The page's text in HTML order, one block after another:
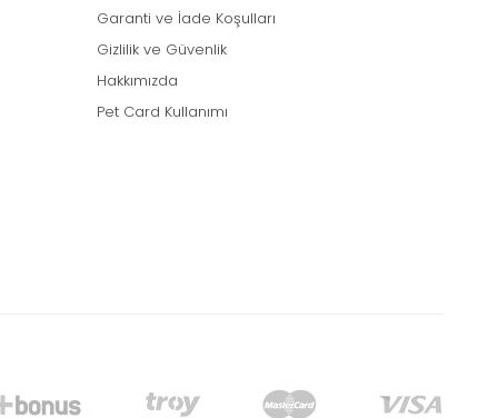
Garanti ve İade Koşulları
Gizlilik ve Güvenlik
Hakkımızda
Pet Card Kullanımı